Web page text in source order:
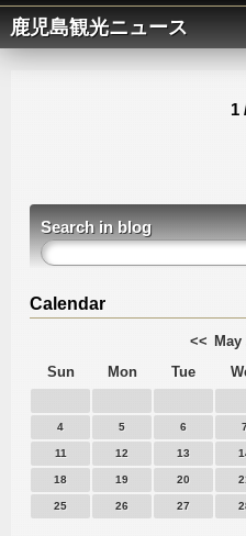
鹿児島観光ニュース
1
Search in blog
Calendar
<< May
Sun
Mon Tue
4 5 6
11 12 13
18 19 20
25 26 27